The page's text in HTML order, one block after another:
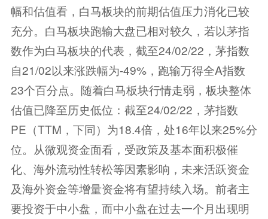
幅和估值看，白马板块的前期估值压力消化已较
充分。白马板块跑输大盘已相对较久，若以茅指
数作为白马板块的代表，截至24/02/22，茅指数
自21/02以来涨跌幅为-49%，跑输万得全A指数
23个百分点。随着白马板块行情走弱，板块整体
估值已降至历史低位：截至24/02/22，茅指数
PE（TTM，下同）为18.4倍，处16年以来25%分
位。从微观资金面看，受政策及基本面积极催
化、海外流动性转松等因素影响，未来活跃资金
及海外资金等增量资金将有望持续入场。前者主
要投资于中小盘，而中小盘在过去一个月出现明